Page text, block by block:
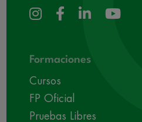
Formaciones
Cursos
FP Oficial
Pruebas Libres